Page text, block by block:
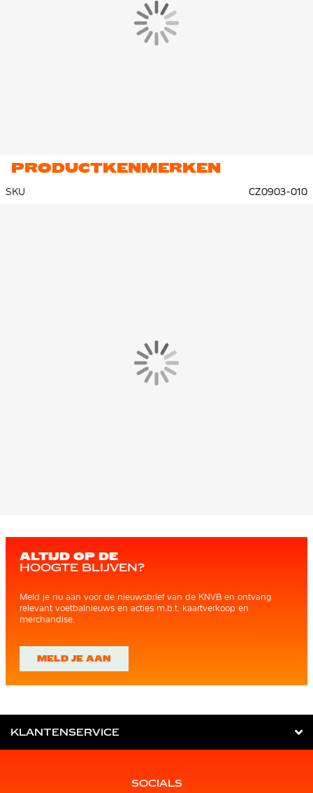
PRODUCTKENMERKEN
SKU CZ0903-010
ALTIJD OP DE
HOOGTE BLIJVEN?
Meld je nu aan voor de nieuwsbrief van de KNVB en ontvang
relevant voetbalnieuws en acties m.b.t. kaartverkoop en
merchandise.
MELD JE AAN
KLANTENSERVICE
SOCIALS